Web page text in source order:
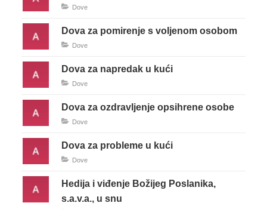
Dove
Dova za pomirenje s voljenom osobom
Dove
Dova za napredak u kući
Dove
Dova za ozdravljenje opsihrene osobe
Dove
Dova za probleme u kući
Dove
Hedija i viđenje Božijeg Poslanika,
s.a.v.a., u snu